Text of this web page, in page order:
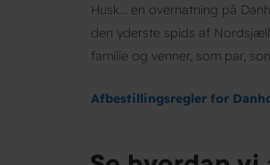
Husk… en overnatning på
den yderste spids af
familie og venner, som par,
Afbestillingsregler for